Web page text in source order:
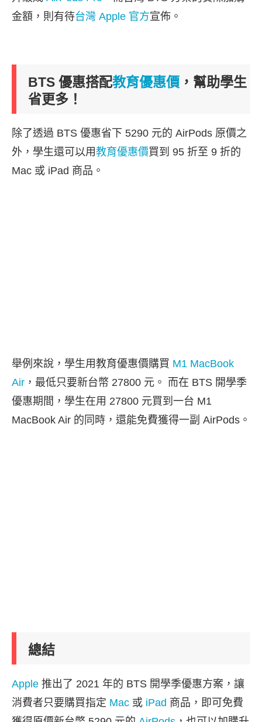
金額，則有待台灣 Apple 官方宣佈。
BTS 優惠搭配教育優惠價 ，幫助學生
省更多！
除了透過 BTS 優惠省下 5290 元的 AirPods 原價之
外，學生還可以用教育優惠價買到 95 折至 9 折的
Mac 或 iPad 商品。
舉例來說，學生用教育優惠價購買 M1 MacBook
Air ，最低只要新台幣 27800 元。 而在 BTS 開學季
優惠期間，學生在用 27800 元買到一台 M1
MacBook Air 的同時，還能免費獲得一副 AirPods。
總結
Apple 推出了 2021 年的 BTS 開學季優惠方案，讓
消費者只要購買指定 Mac 或 iPad 商品，即可免費